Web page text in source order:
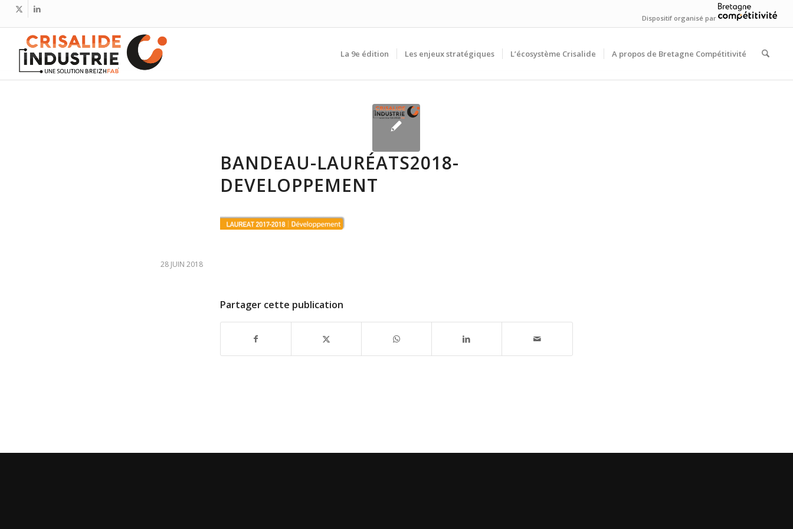
Dispositif organisé par
La 9e édition Les enjeux stratégiques L’écosystème Crisalide A propos de Bretagne Compétitivité
BANDEAU-LAURÉATS2018-
DEVELOPPEMENT
28 JUIN 2018
Partager cette publication